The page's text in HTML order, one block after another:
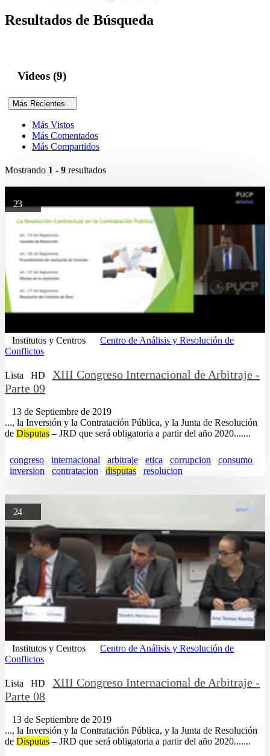
Resultados de Búsqueda
Videos (9)
Más Recientes
Más Vistos
Más Comentados
Más Compartidos
Mostrando 1 - 9 resultados
23
Institutos y Centros
Centro de Análisis y Resolución de
Conflictos
Lista HD
XIII Congreso Internacional de Arbitraje -
Parte 09
13 de Septiembre de 2019
..., la Inversión y la Contratación Pública, y la Junta de Resolución
de Disputas – JRD que será obligatoria a partir del año 2020.......
congreso internacional arbitraje etica corrupcion
consumo
inversion
contratacion disputas resolucion
24
Institutos y Centros
Centro de Análisis y Resolución de
Conflictos
Lista HD
XIII Congreso Internacional de Arbitraje -
Parte 08
13 de Septiembre de 2019
..., la Inversión y la Contratación Pública, y la Junta de Resolución
de Disputas – JRD que será obligatoria a partir del año 2020.......